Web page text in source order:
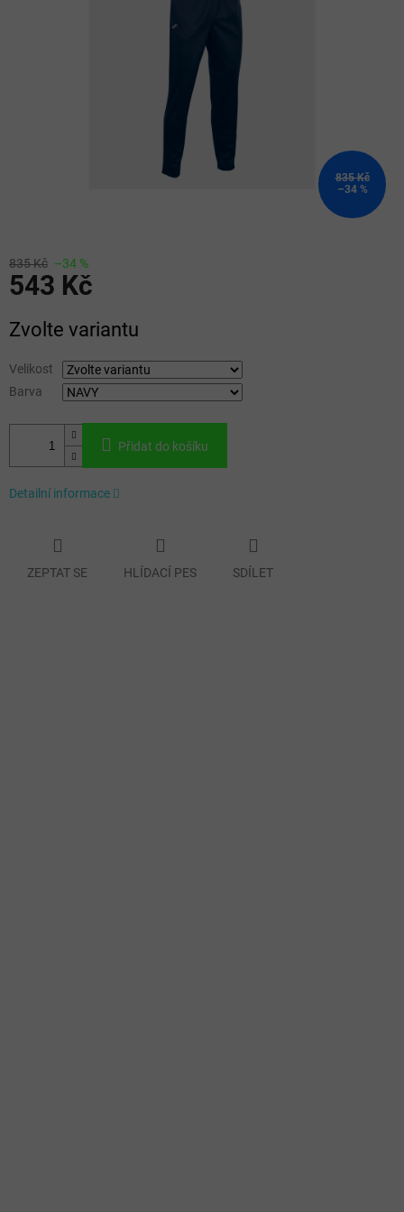
835 Kč
–34 %
835 Kč –34 %
543 Kč
cena:
Zvolte variantu
Velikost
Barva
Přidat do košíku
Detailní informace
ZEPTAT SE HLÍDACÍ PES SDÍLET